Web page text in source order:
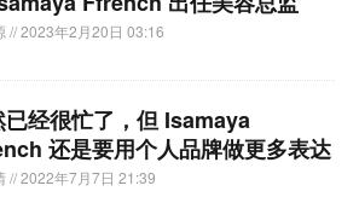
// 2023年2月20日 03:16
已经很忙了，但 Isamaya
还是要用个人品牌做更多表达
// 2022年7月7日 21:39